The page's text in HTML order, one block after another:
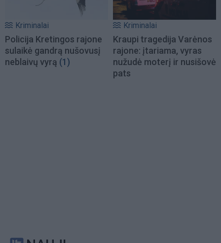
Kriminalai
Policija Kretingos rajone
sulaikė gandrą nušovusį
neblaivų vyrą (1)
Kriminalai
Kraupi tragedija Varėnos
rajone: įtariama, vyras
nužudė moterį ir nusišovė
pats